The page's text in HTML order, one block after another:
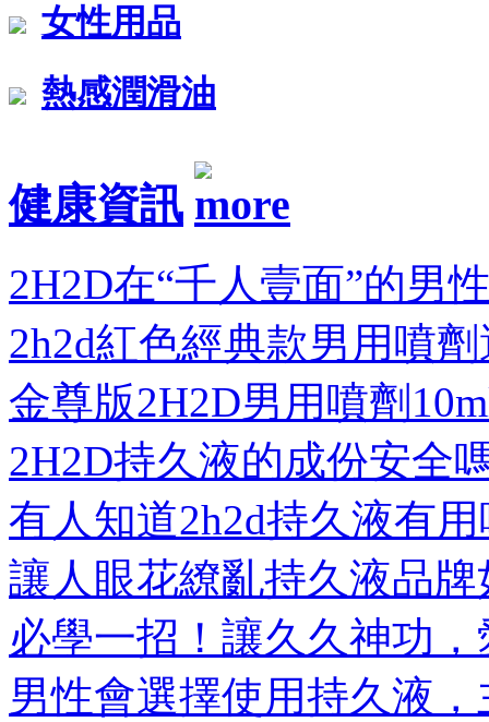
女性用品
熱感潤滑油
健康資訊
2H2D在“千人壹面”的男
2h2d紅色經典款男用噴
金尊版2H2D男用噴劑
2H2D持久液的成份安全
有人知道2h2d持久液有
讓人眼花繚亂持久液品
必學一招！讓久久神功
男性會選擇使用持久液